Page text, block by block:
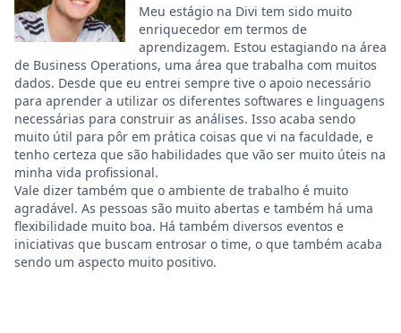
Meu estágio na Divi tem sido muito
enriquecedor em termos de
aprendizagem. Estou estagiando na área
de Business Operations, uma área que trabalha com muitos
dados. Desde que eu entrei sempre tive o apoio necessário
para aprender a utilizar os diferentes softwares e linguagens
necessárias para construir as análises. Isso acaba sendo
muito útil para pôr em prática coisas que vi na faculdade, e
tenho certeza que são habilidades que vão ser muito úteis na
minha vida profissional.
Vale dizer também que o ambiente de trabalho é muito
agradável. As pessoas são muito abertas e também há uma
flexibilidade muito boa. Há também diversos eventos e
iniciativas que buscam entrosar o time, o que também acaba
sendo um aspecto muito positivo.